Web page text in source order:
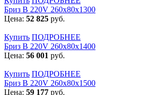
Бриз В 220V 260x80x1300
Цена: 52 825 руб.
Купить ПОДРОБНЕЕ
Бриз В 220V 260x80x1400
Цена: 56 001 руб.
Купить ПОДРОБНЕЕ
Бриз В 220V 260x80x1500
Цена: 59 177 руб.